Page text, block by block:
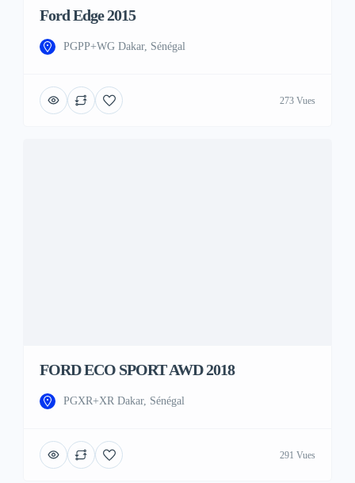
Ford Edge 2015
PGPP+WG Dakar, Sénégal
273 Vues
FORD ECO SPORT AWD 2018
PGXR+XR Dakar, Sénégal
291 Vues